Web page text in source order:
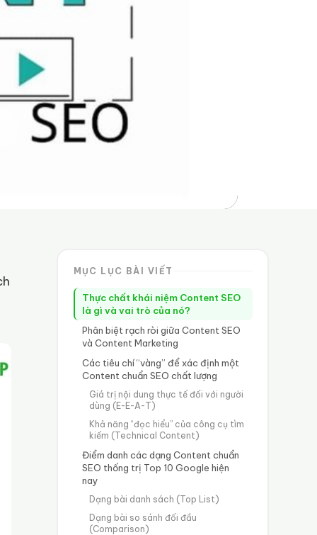
MỤC LỤC BÀI VIẾT
Thực chất khái niệm Content SEO
là gì và vai trò của nó?
Phân biệt rạch ròi giữa Content SEO
và Content Marketing
Các tiêu chí “vàng” để xác định một
Content chuẩn SEO chất lượng
Giá trị nội dung thực tế đối với người
dùng (E-E-A-T)
Khả năng “đọc hiểu” của công cụ tìm
kiếm (Technical Content)
Điểm danh các dạng Content chuẩn
SEO thống trị Top 10 Google hiện
nay
Dạng bài danh sách (Top List)
Dạng bài so sánh đối đầu
(Comparison)